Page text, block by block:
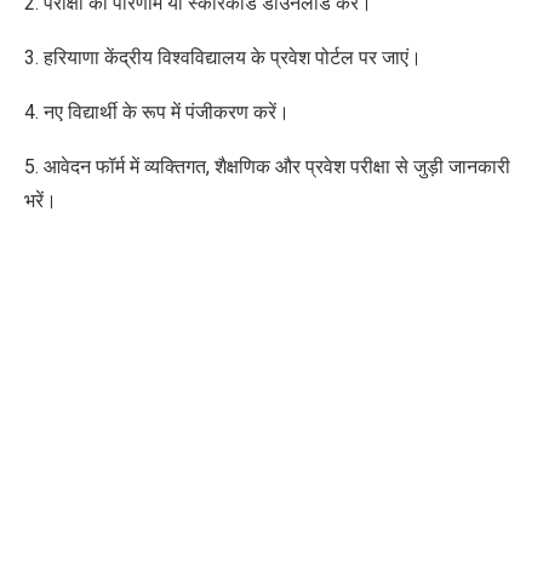
3. हरियाणा केंद्रीय विश्वविद्यालय के प्रवेश पोर्टल पर जाएं।
4. नए विद्यार्थी के रूप में पंजीकरण करें।
5. आवेदन फॉर्म में व्यक्तिगत, शैक्षणिक और प्रवेश परीक्षा से जुड़ी जानकारी
भरें।